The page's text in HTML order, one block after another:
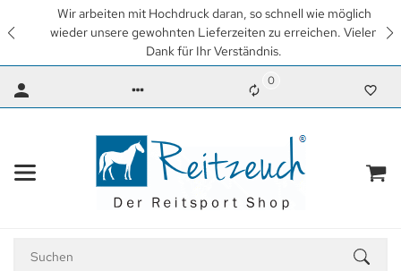
Wir arbeiten mit Hochdruck daran, so schnell wie möglich
wieder unsere gewohnten Lieferzeiten zu erreichen. Vielen
Dank für Ihr Verständnis.
0